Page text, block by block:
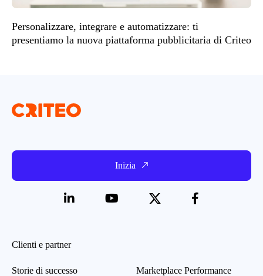
Personalizzare, integrare e automatizzare: ti
presentiamo la nuova piattaforma pubblicitaria di Criteo
Inizia
Clienti e partner
Storie di successo
Marketplace Performance